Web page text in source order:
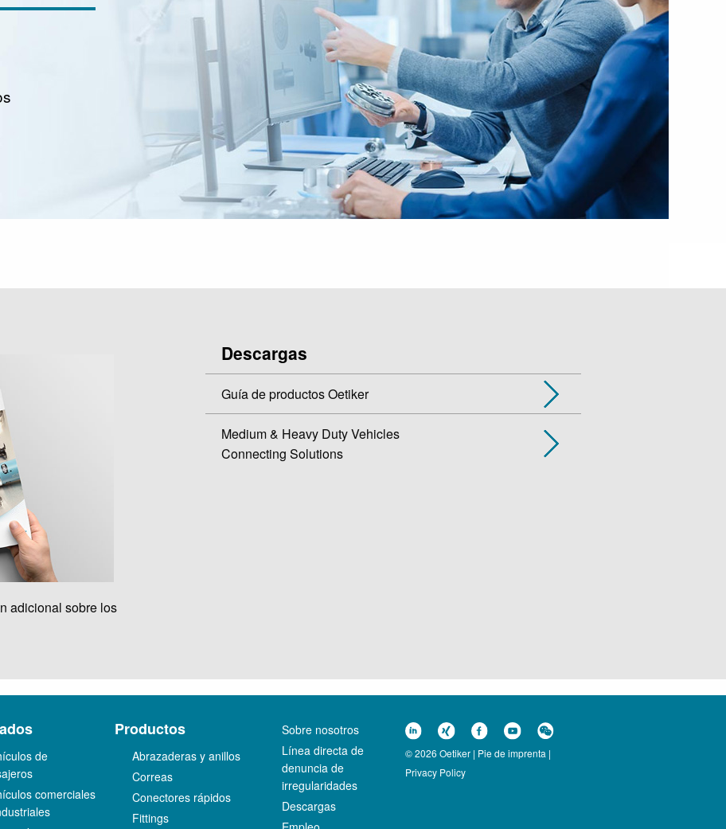
adicional sobre los
Descargas
Guía de productos Oetiker
Medium & Heavy Duty Vehicles
Connecting Solutions
de
comerciales
Productos
Abrazaderas y anillos
Correas
Conectores rápidos
Fittings
Sobre nosotros
Línea directa de
denuncia de
irregularidades
Descargas
© 2026 Oetiker | Pie de imprenta |
Privacy Policy